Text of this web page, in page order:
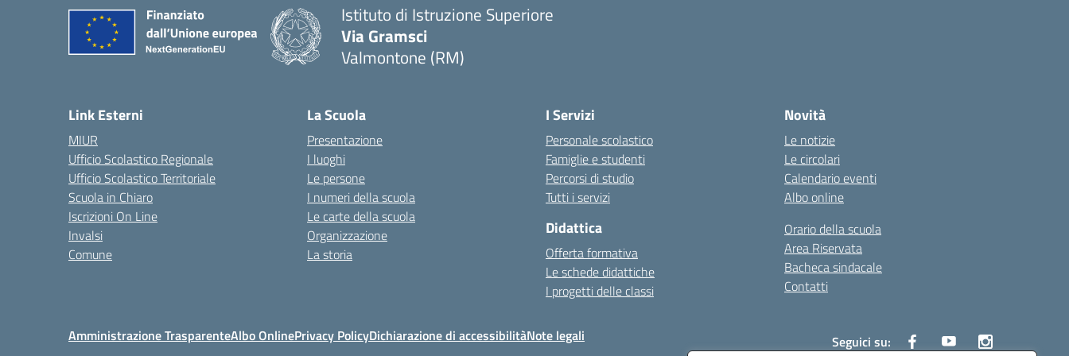
Istituto di Istruzione Superiore
Via Gramsci
Valmontone (RM)
Link Esterni
MIUR
Ufficio Scolastico Regionale
Ufficio Scolastico Territoriale
Scuola in Chiaro
Iscrizioni On Line
Invalsi
Comune
La Scuola
Presentazione
I luoghi
Le persone
I numeri della scuola
Le carte della scuola
Organizzazione
La storia
I Servizi
Personale scolastico
Famiglie e studenti
Percorsi di studio
Tutti i servizi
Didattica
Offerta formativa
Le schede didattiche
I progetti delle classi
Novità
Le notizie
Le circolari
Calendario eventi
Albo online
Orario della scuola
Area Riservata
Bacheca sindacale
Contatti
Amministrazione TrasparenteAlbo OnlinePrivacy PolicyDichiarazione di accessibilitàNote legali Seguici su: